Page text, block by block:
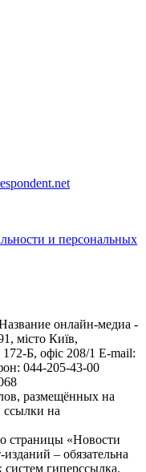
и персональных
онлайн-медиа -
місто Київ,
Б, офіс 208/1 E-mail:
044-205-43-00
размещённых на
ссылки на
страницы «Новости
– обязательна
гиперссылка.